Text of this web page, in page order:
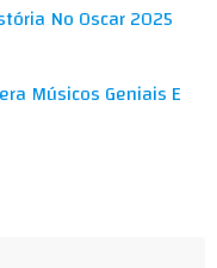
No Oscar 2025
Músicos Geniais E